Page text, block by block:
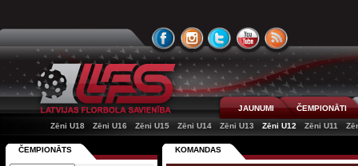
JAUNUMI
ČEMPIONĀTI
Zēni U18
Zēni U16 Zēni U15 Zēni U14 Zēni U13 Zēni U12 Zēni U11
KOMANDAS
ČEMPIONĀTS